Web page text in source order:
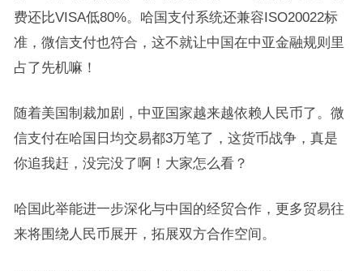
费还比VISA低80%。哈国支付系统还兼容ISO20022标
准，微信支付也符合，这不就让中国在中亚金融规则里
占了先机嘛！
随着美国制裁加剧，中亚国家越来越依赖人民币了。微
信支付在哈国日均交易都3万笔了，这货币战争，真是
你追我赶，没完没了啊！大家怎么看？
哈国此举能进一步深化与中国的经贸合作，更多贸易往
来将围绕人民币展开，拓展双方合作空间。